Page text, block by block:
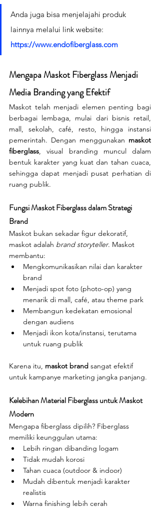
Anda juga bisa menjelajahi produk
lainnya melalui link website:
https://www.endofiberglass.com
Mengapa Maskot Fiberglass Menjadi
Media Branding yang Efektif
Maskot telah menjadi elemen penting bagi
berbagai lembaga, mulai dari bisnis retail,
mall, sekolah, café, resto, hingga instansi
pemerintah. Dengan menggunakan maskot
fiberglass, visual branding muncul dalam
bentuk karakter yang kuat dan tahan cuaca,
sehingga dapat menjadi pusat perhatian di
ruang publik.
Fungsi Maskot Fiberglass dalam Strategi
Brand
Maskot bukan sekadar figur dekoratif,
maskot adalah brand storyteller. Maskot
membantu:
Mengkomunikasikan nilai dan karakter
brand
Menjadi spot foto (photo-op) yang
menarik di mall, café, atau theme park
Membangun kedekatan emosional
dengan audiens
Menjadi ikon kota/instansi, terutama
untuk ruang publik
Karena itu, maskot brand sangat efektif
untuk kampanye marketing jangka panjang.
Kelebihan Material Fiberglass untuk Maskot
Modern
Mengapa fiberglass dipilih? Fiberglass
memiliki keunggulan utama:
Lebih ringan dibanding logam
Tidak mudah korosi
Tahan cuaca (outdoor & indoor)
Mudah dibentuk menjadi karakter
realistis
Warna finishing lebih cerah